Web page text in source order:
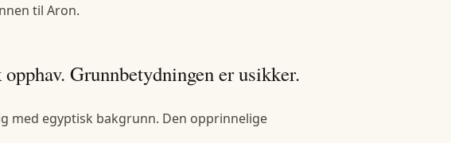
til Aron.
Grunnbetydningen er usikker.
med egyptisk bakgrunn. Den opprinnelige